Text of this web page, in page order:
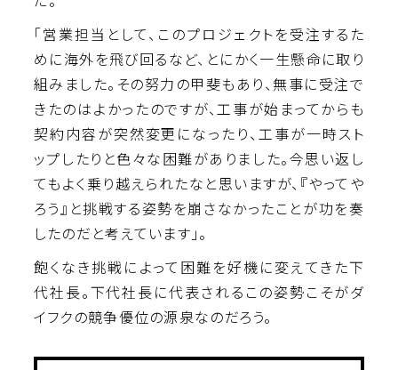
「営業担当として、このプロジェクトを受注するた
めに海外を飛び回るなど、とにかく一生懸命に取り
組みました。その努力の甲斐もあり、無事に受注で
きたのはよかったのですが、工事が始まってからも
契約内容が突然変更になったり、工事が一時スト
ップしたりと色々な困難がありました。今思い返し
てもよく乗り越えられたなと思いますが、『やってや
ろう』と挑戦する姿勢を崩さなかったことが功を奏
したのだと考えています」。
飽くなき挑戦によって困難を好機に変えてきた下
代社長。下代社長に代表されるこの姿勢こそがダ
イフクの競争優位の源泉なのだろう。